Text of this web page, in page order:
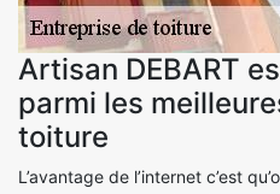
Artisan DEBART
parmi les
toiture
L’avantage de l’internet c’est